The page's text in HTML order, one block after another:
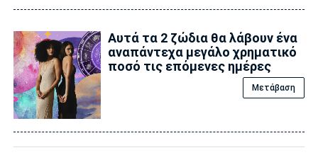
Αυτά τα 2 ζώδια θα λάβουν ένα
αναπάντεχα μεγάλο χρηματικό
ποσό τις επόμενες ημέρες
Μετάβαση